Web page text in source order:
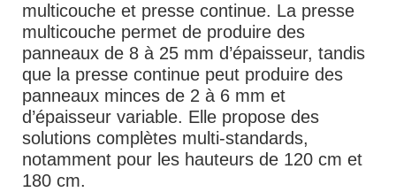
multicouche et presse continue. La presse
multicouche permet de produire des
panneaux de 8 à 25 mm d’épaisseur, tandis
que la presse continue peut produire des
panneaux minces de 2 à 6 mm et
d’épaisseur variable. Elle propose des
solutions complètes multi-standards,
notamment pour les hauteurs de 120 cm et
180 cm.